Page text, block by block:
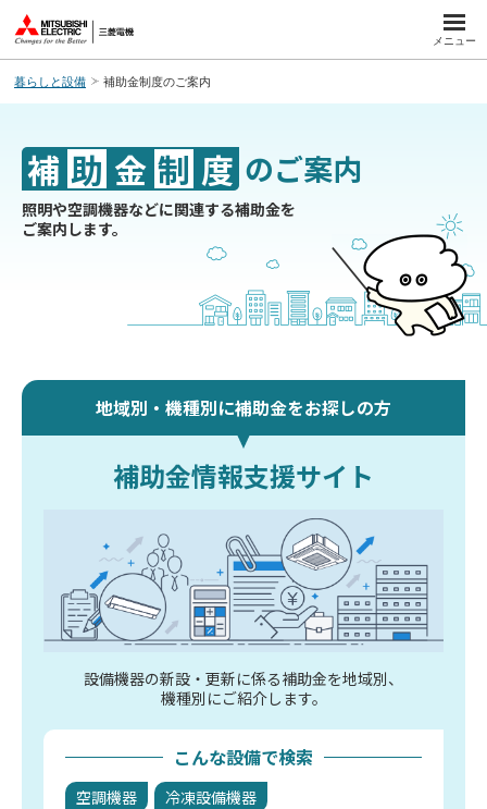
メニュー
暮らしと設備 補助金制度のご案内
補 助 金 制 度 のご案内
照明や空調機器などに関連する補助金を
ご案内します。
地域別・機種別に補助金をお探しの方
補助金情報支援サイト
設備機器の新設・更新に係る補助金を地域別、
機種別にご紹介します。
こんな設備で検索
空調機器
冷凍設備機器